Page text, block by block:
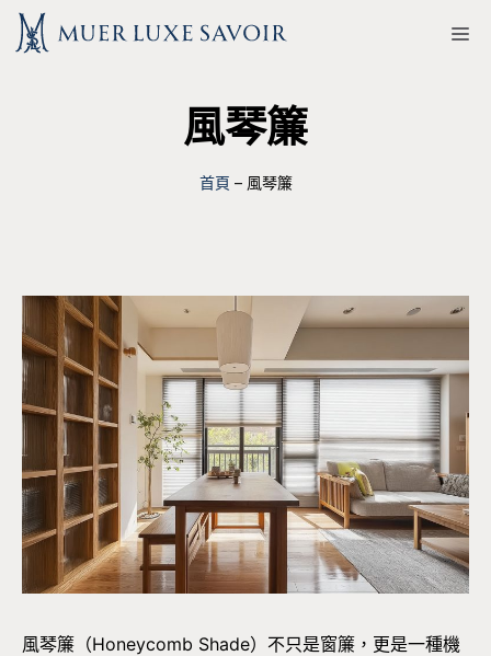
至
風琴簾
首頁 – 風琴簾
風琴簾（Honeycomb Shade）不只是窗簾，更是一種機